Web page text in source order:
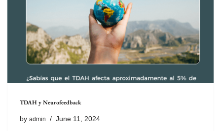
TDAH y Neurofeedback
by admin June 11, 2024